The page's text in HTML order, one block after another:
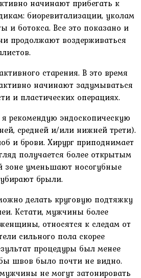
начинают прибегать к
биоревитализации, уколам
и ботокса. Все это показано и
продолжают воздерживаться
старения. В это время
начинают задумываться
и пластических операциях.
рекомендую эндоскопическую
средней и/или нижней трети).
и брови. Хирург приподнимает
получается более открытым
зоне уменьшают носогубные
брыли.
делать круговую подтяжку
Кстати, мужчины более
относятся к следам от
сильного пола скорее
процедуры был менее
швов было почти не видно.
не могут затонировать